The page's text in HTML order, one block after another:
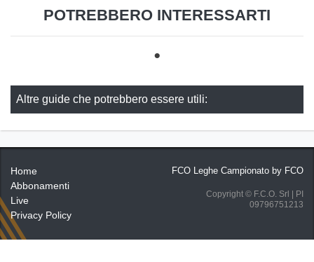
POTREBBERO INTERESSARTI
Altre guide che potrebbero essere utili:
Home
Abbonamenti
Live
Privacy Policy
FCO Leghe Campionato by FCO
Copyright © F.C.O. Srl | PI
09796751213